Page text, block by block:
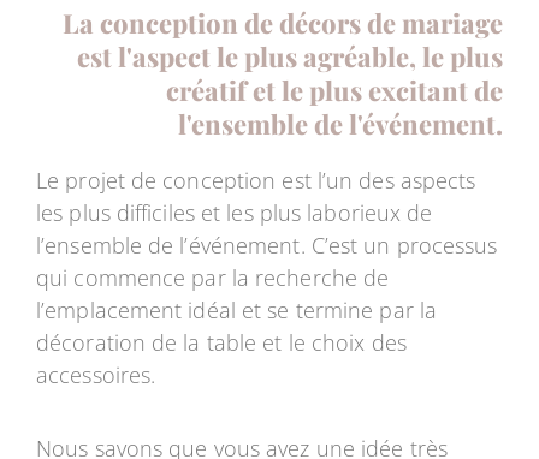
La conception de décors de mariage
est l'aspect le plus agréable, le plus
créatif et le plus excitant de
l'ensemble de l'événement.
Le projet de conception est l’un des aspects
les plus difficiles et les plus laborieux de
l’ensemble de l’événement. C’est un processus
qui commence par la recherche de
l’emplacement idéal et se termine par la
décoration de la table et le choix des
accessoires.
Nous savons que vous avez une idée très